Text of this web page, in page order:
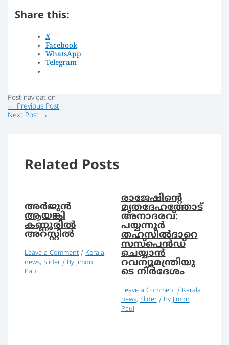
Share this:
X
Facebook
WhatsApp
Telegram
Post navigation
← Previous Post
Next Post →
Related Posts
അര്‍ജുന്‍
ആയങ്കി
കണ്ണൂരില്‍
അറസ്റ്റില്‍
Leave a Comment /Kerala
news,Slider/ ByJimon
Paul
രാജേഷിന്റെ
മൃതദേഹത്തോട്
അനാദരവ്:
പയ്യന്നൂര്‍
തഹസില്‍ദാറെ
സസ്‌പെന്‍ഡ്
ചെയ്യാന്‍
റവന്യൂമന്ത്രിയു
ടെ നിര്‍ദേശം
Leave a Comment /Kerala
news,Slider/ ByJimon
Paul